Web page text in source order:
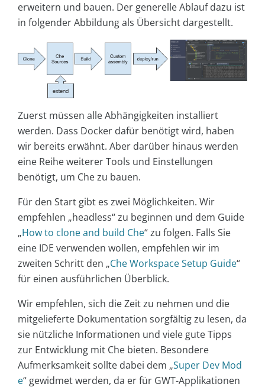
erweitern und bauen. Der generelle Ablauf dazu ist
in folgender Abbildung als Übersicht dargestellt.
Zuerst müssen alle Abhängigkeiten installiert
werden. Dass Docker dafür benötigt wird, haben
wir bereits erwähnt. Aber darüber hinaus werden
eine Reihe weiterer Tools und Einstellungen
benötigt, um Che zu bauen.
Für den Start gibt es zwei Möglichkeiten. Wir
empfehlen „headless“ zu beginnen und dem Guide
„How to clone and build Che“ zu folgen. Falls Sie
eine IDE verwenden wollen, empfehlen wir im
zweiten Schritt den „Che Workspace Setup Guide“
für einen ausführlichen Überblick.
Wir empfehlen, sich die Zeit zu nehmen und die
mitgelieferte Dokumentation sorgfältig zu lesen, da
sie nützliche Informationen und viele gute Tipps
zur Entwicklung mit Che bieten. Besondere
Aufmerksamkeit sollte dabei dem „Super Dev Mod
e“ gewidmet werden, da er für GWT-Applikationen